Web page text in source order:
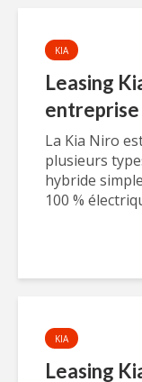
KIA
Leasing
entreprise
La Kia Niro
plusieurs
hybride
100 %
KIA
Leasing